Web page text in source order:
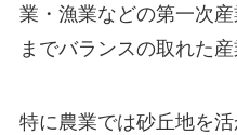
業・漁業などの第一次
までバランスの取れた
特に農業では砂丘地を活